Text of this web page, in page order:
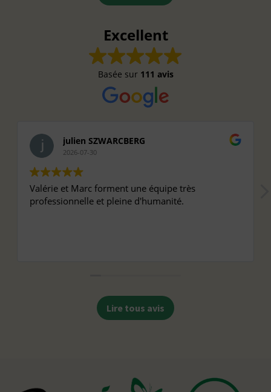
Excellent
Basée sur 111 avis
julien SZWARCBERG
2026-07-30
Valérie et Marc forment une équipe très
professionnelle et pleine d'humanité.
Lire tous avis